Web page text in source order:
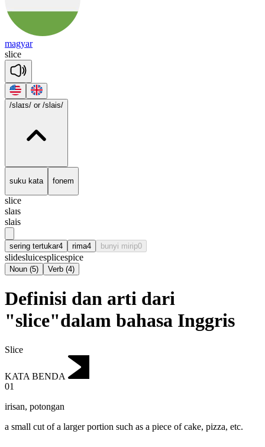
magyar
slice
/slaɪs/ or /slais/
suku kata fonem
slice
slaɪs
slais
sering tertukar4 rima4 bunyi mirip0
slidesluicesplicespice
Noun (5) Verb (4)
Definisi dan arti dari
"slice"dalam bahasa Inggris
Slice
KATA BENDA
01
irisan, potongan
a small cut of a larger portion such as a piece of cake, pizza, etc.